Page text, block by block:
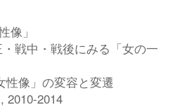
像」
戦中・戦後にみる「女の一
性像」の変容と変遷
2010-2014